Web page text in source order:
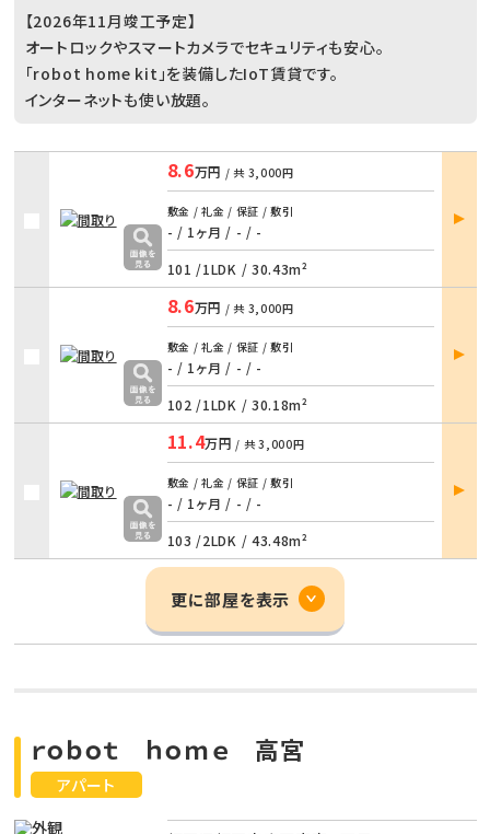
【2026年11月竣工予定】
オートロックやスマートカメラでセキュリティも安心。
「robot home kit」を装備したIoT賃貸です。
インターネットも使い放題。
8.6万円 / 共 3,000円
敷金 / 礼金 / 保証 / 敷引
- / 1ヶ月 / - / -
101 /1LDK / 30.43m²
部屋
詳細
8.6万円 / 共 3,000円
敷金 / 礼金 / 保証 / 敷引
- / 1ヶ月 / - / -
102 /1LDK / 30.18m²
部屋
詳細
11.4万円 / 共3,000円
敷金 / 礼金 / 保証 / 敷引
- / 1ヶ月 / - / -
103 /2LDK / 43.48m²
部屋
詳細
更に部屋を表示
アパート
ｒｏｂｏｔ ｈｏｍｅ 高宮